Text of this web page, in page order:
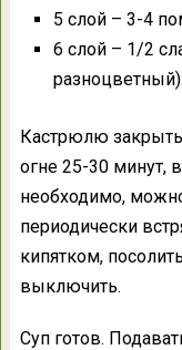
5 слой – 3-4
6 слой – 1/2
разноцветный).
Кастрюлю
огне 25-30 минут,
необходимо,
периодически
кипятком,
выключить.
Суп готов.